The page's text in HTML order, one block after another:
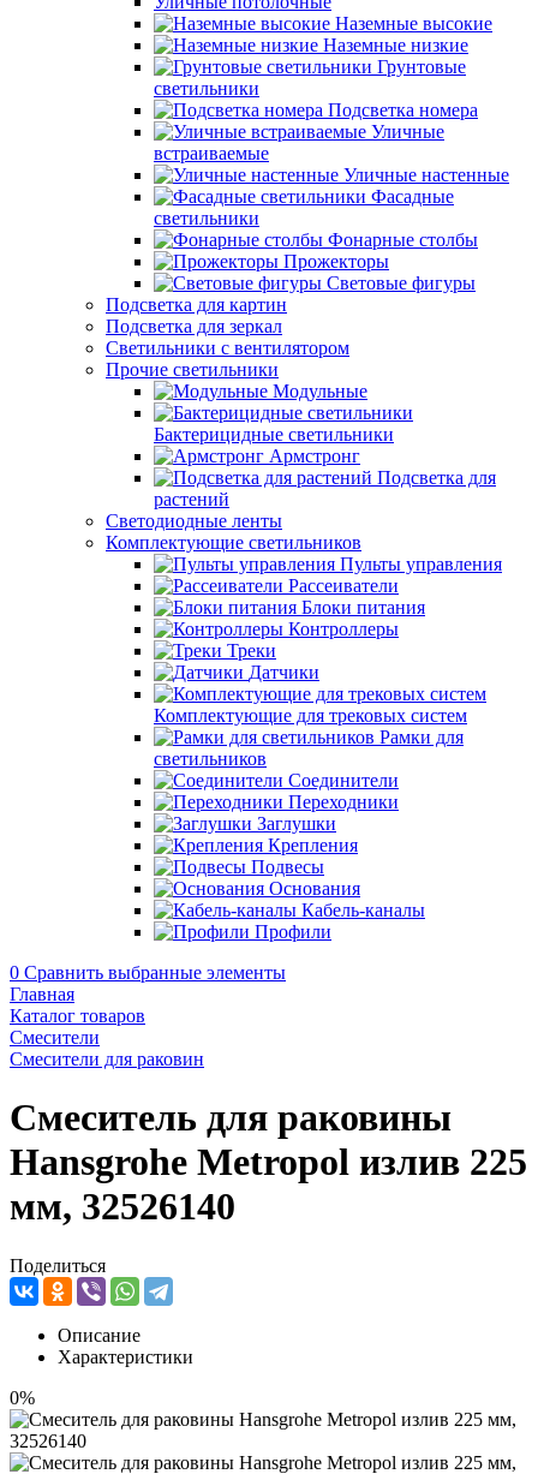
Наземные высокие
Наземные низкие
Грунтовые
светильники
Подсветка номера
Уличные
встраиваемые
Уличные настенные
Фасадные
светильники
Фонарные столбы
Прожекторы
Световые фигуры
Подсветка для картин
Подсветка для зеркал
Светильники с вентилятором
Прочие светильники
Модульные
Бактерицидные светильники
Армстронг
Подсветка для
растений
Светодиодные ленты
Комплектующие светильников
Пульты управления
Рассеиватели
Блоки питания
Контроллеры
Треки
Датчики
Комплектующие для трековых систем
Рамки для
светильников
Соединители
Переходники
Заглушки
Крепления
Подвесы
Основания
Кабель-каналы
Профили
0 Сравнить выбранные элементы
Главная
Каталог товаров
Смесители
Смесители для раковин
Смеситель для раковины
Hansgrohe Metropol излив 225
мм, 32526140
Поделиться
Описание
Характеристики
0%